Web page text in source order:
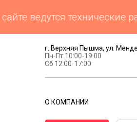
технические
г. Верхняя Пышма, ул.
Пн-Пт 10:00-19:00
Сб 12:00-17:00
О КОМПАНИИ